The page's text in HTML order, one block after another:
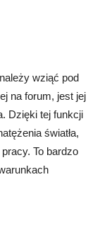
wziąć pod
na forum, jest jej
Dzięki tej funkcji
światła,
To bardzo